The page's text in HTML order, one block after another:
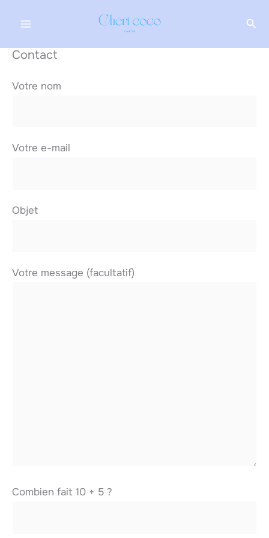
Contact
Votre nom
Votre e-mail
Objet
Votre message (facultatif)
Combien fait 10 + 5 ?